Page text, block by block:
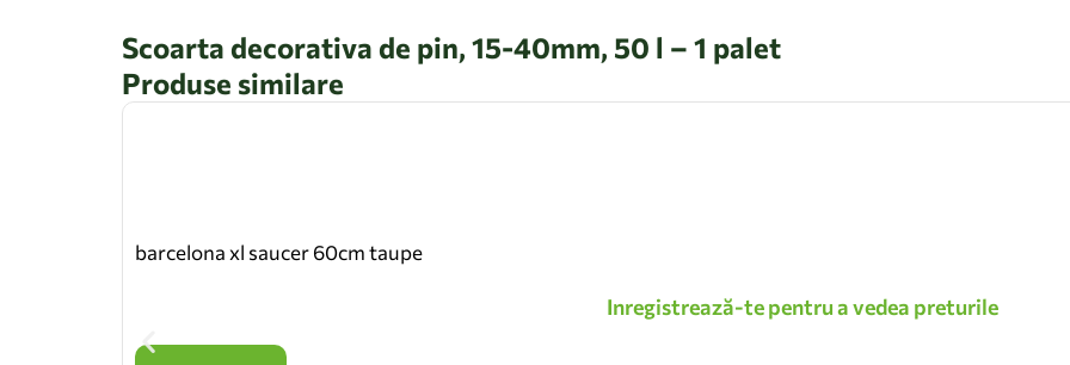
Scoarta decorativa de pin, 15-40mm, 50 l – 1 palet
Produse similare
barcelona xl saucer 60cm taupe
Inregistrează-te pentru a vedea preturile